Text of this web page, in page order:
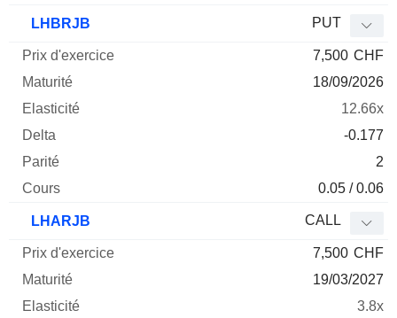
LHBRJB PUT
7,500 CHF
18/09/2026
12.66x
-0.177
2
0.05 / 0.06
LHARJB CALL
7,500 CHF
19/03/2027
3.8x